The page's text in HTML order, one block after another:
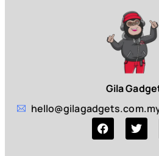
Gila